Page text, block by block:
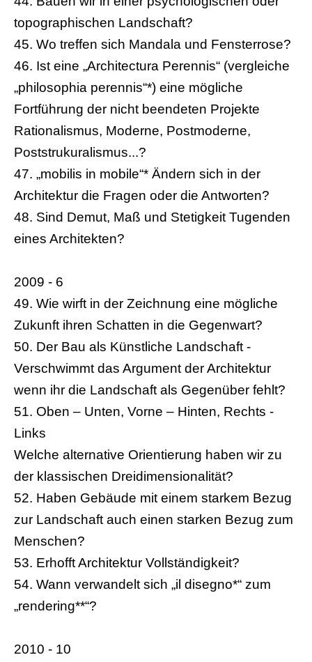
topographischen Landschaft?
45. Wo treffen sich Mandala und Fensterrose?
46. Ist eine „Architectura Perennis“ (vergleiche
„philosophia perennis“*) eine mögliche
Fortführung der nicht beendeten Projekte
Rationalismus, Moderne, Postmoderne,
Poststrukuralismus...?
47. „mobilis in mobile“* Ändern sich in der
Architektur die Fragen oder die Antworten?
48. Sind Demut, Maß und Stetigkeit Tugenden
eines Architekten?
2009 - 6
49. Wie wirft in der Zeichnung eine mögliche
Zukunft ihren Schatten in die Gegenwart?
50. Der Bau als Künstliche Landschaft -
Verschwimmt das Argument der Architektur
wenn ihr die Landschaft als Gegenüber fehlt?
51. Oben – Unten, Vorne – Hinten, Rechts -
Links
Welche alternative Orientierung haben wir zu
der klassischen Dreidimensionalität?
52. Haben Gebäude mit einem starkem Bezug
zur Landschaft auch einen starken Bezug zum
Menschen?
53. Erhofft Architektur Vollständigkeit?
54. Wann verwandelt sich „il disegno*“ zum
„rendering**“?
2010 - 10